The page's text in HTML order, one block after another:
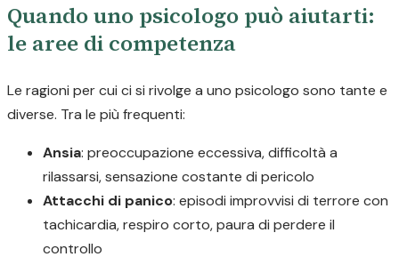
Quando uno psicologo può aiutarti:
le aree di competenza
Le ragioni per cui ci si rivolge a uno psicologo sono tante e
diverse. Tra le più frequenti:
Ansia: preoccupazione eccessiva, difficoltà a
rilassarsi, sensazione costante di pericolo
Attacchi di panico: episodi improvvisi di terrore con
tachicardia, respiro corto, paura di perdere il
controllo